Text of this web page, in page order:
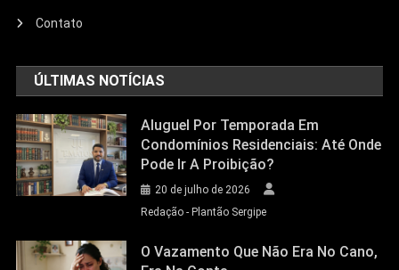
Contato
ÚLTIMAS NOTÍCIAS
Aluguel Por Temporada Em
Condomínios Residenciais: Até Onde
Pode Ir A Proibição?
20 de julho de 2026
Redação - Plantão Sergipe
O Vazamento Que Não Era No Cano,